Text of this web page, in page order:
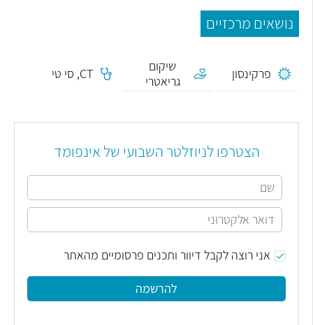
נושאים מרכזיים
פרקינסון
שיקום
גריאטרי
CT, סי טי
הצטרפו לניוזלטר השבועי של אינפומד
אני רוצה לקבל דיוור ותכנים פרסומיים מהאתר
להרשמה